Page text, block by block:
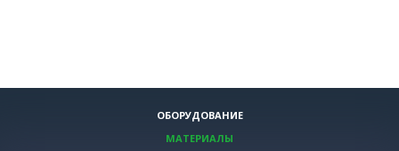
ОБОРУДОВАНИЕ
МАТЕРИАЛЫ